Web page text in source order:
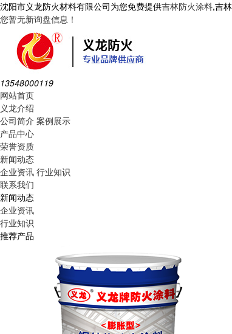
沈阳市义龙防火材料有限公司为您免费提供吉林防火涂料,吉
您暂无新询盘信息！
13548000119
网站首页
义龙介绍
公司简介 案例展示
产品中心
荣誉资质
新闻动态
企业资讯 行业知识
联系我们
新闻动态
企业资讯
行业知识
推荐产品